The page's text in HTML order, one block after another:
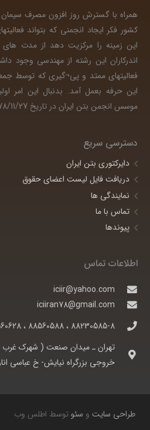
همراه با گسترش روز افزون مصرف
کشور فکر ایجاد انجمنی که بتواند
این زمینه را مرکزیت دهد از مدت
اندرکاران این رشته از مهندسی وجود
فعالیتهای ممتد و پی¬گیری که توسط
این حرفه بعمل آمد. بدنبال این امر
موسس انجمن بتن ایران در تاریخ 78/11/27 با حضور
دسترسی سریع
دایرکتوری بتن ایران
دریافت فایل لیست اعضای حقوق
نمایندگی ها
تماس با ما
پیوندها
اطلاعات تماس
iciir@yahoo.com
iciiran78@gmail.com
88230585-8 ، 88560588 ، 88560628
تهران ـ ميدان صنعت ( شهرک غرب
خروجی بزرگراه نيايش- خ عباسی
طراحی سایت و سئوتوسط اطلس وب